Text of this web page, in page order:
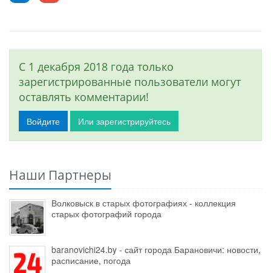
С 1 декабря 2018 года только
зарегистрированные пользователи могут
оставлять комментарии!
Войдите Или зарегистрируйтесь
Наши Партнеры
Волковыск в старых фотографиях - коллекция
старых фотографий города
baranovichi24.by - сайт города Барановичи: новости,
расписание, погода